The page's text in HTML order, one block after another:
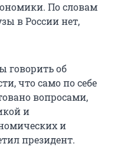
По словам
в России нет,
говорить об
что само по себе
вопросами,
и
и
президент.